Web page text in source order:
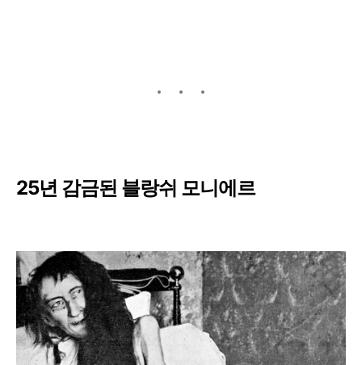
25년 감금된 블랑쉬 모니에르